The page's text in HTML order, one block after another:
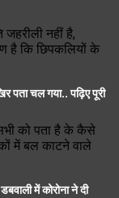
नहीं है,
है कि छिपकलियों के
पता चल गया.. पढ़िए पूरी
को पता है के कैसे
में बल काटने वाले
में कोरोना ने दी